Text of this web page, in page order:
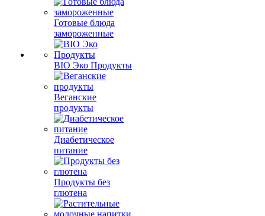
Готовые блюда
замороженные
BIO Эко Продукты
Веганские
продукты
Диабетическое
питание
Продукты без
глютена